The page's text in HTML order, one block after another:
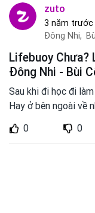
zuto
3 năm trước
Đông Nhi,
Lifebuoy Chưa?
Đông Nhi - Bùi
Sau khi đi học đi
Hay ở bên ngoài về
0
0